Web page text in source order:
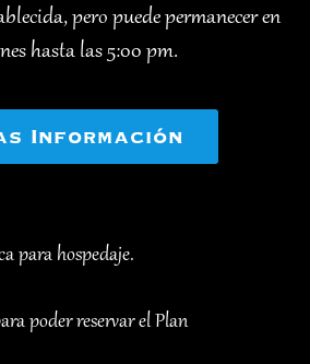
pero puede permanecer en
hasta las 5:00 pm.
Información
para hospedaje.
poder reservar el Plan